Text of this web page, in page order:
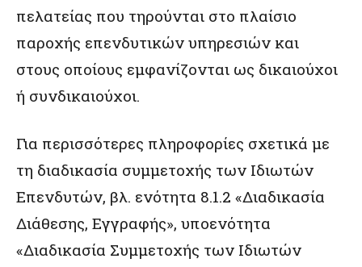
πελατείας που τηρούνται στο πλαίσιο
παροχής επενδυτικών υπηρεσιών και
στους οποίους εμφανίζονται ως δικαιούχοι
ή συνδικαιούχοι.
Για περισσότερες πληροφορίες σχετικά με
τη διαδικασία συμμετοχής των Ιδιωτών
Επενδυτών, βλ. ενότητα 8.1.2 «Διαδικασία
Διάθεσης, Εγγραφής», υποενότητα
«Διαδικασία Συμμετοχής των Ιδιωτών